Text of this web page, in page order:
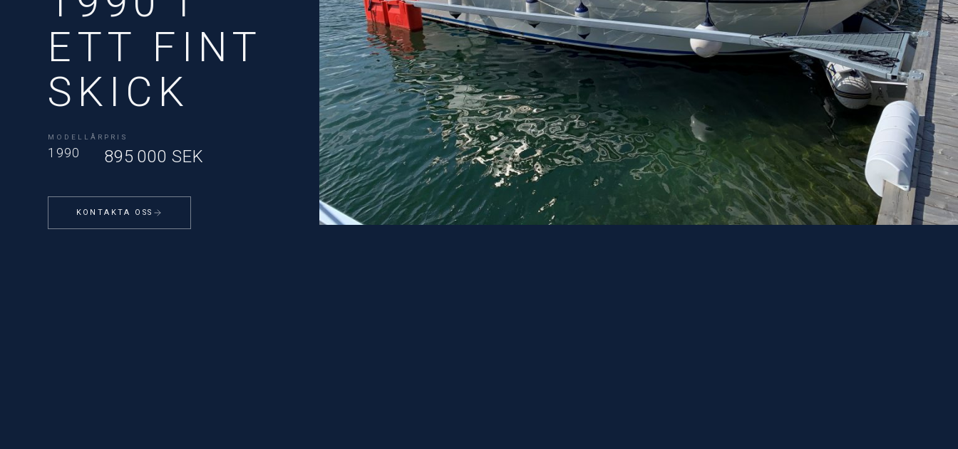
ETT FINT
SKICK
MODELLÅR
1990
PRIS
895 000 SEK
KONTAKTA OSS